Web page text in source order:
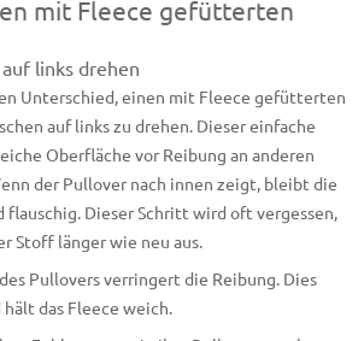
mit Fleece gefütterten
links drehen
Unterschied, einen mit Fleece gefütterten
auf links zu drehen. Dieser einfache
Oberfläche vor Reibung an anderen
der Pullover nach innen zeigt, bleibt die
Dieser Schritt wird oft vergessen,
Stoff länger wie neu aus.
Pullovers verringert die Reibung. Dies
das Fleece weich.